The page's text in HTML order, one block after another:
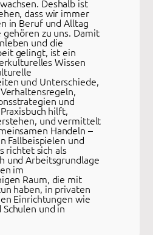
Deshalb ist
dass wir immer
in Beruf und Alltag
gehören zu uns. Damit
und die
gelingt, ist ein
Wissen
und Unterschiede,
und
hilft,
und vermittelt
Handeln –
Fallbeispielen und
richtet sich als
und Arbeitsgrundlage
im
Raum, die mit
haben, in privaten
Einrichtungen wie
und in